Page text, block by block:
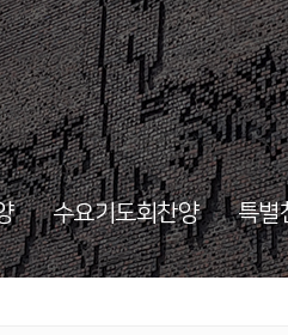
수요기도회찬양 특별